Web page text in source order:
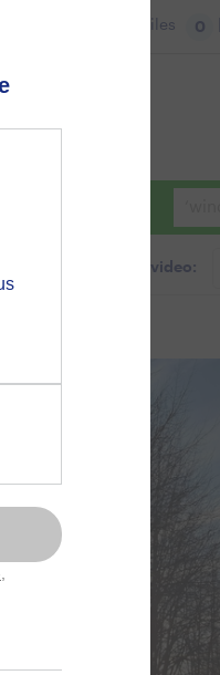
Files 0
Zoeken in foto & video:
up